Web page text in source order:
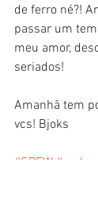
de ferro né?!
passar um
meu amor,
seriados!
Amanhã tem
vcs! Bjoks
#SPFW #makeup